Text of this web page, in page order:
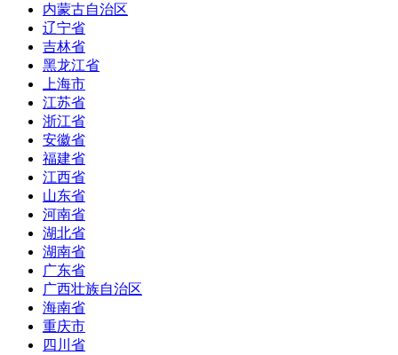
内蒙古自治区
辽宁省
吉林省
黑龙江省
上海市
江苏省
浙江省
安徽省
福建省
江西省
山东省
河南省
湖北省
湖南省
广东省
广西壮族自治区
海南省
重庆市
四川省